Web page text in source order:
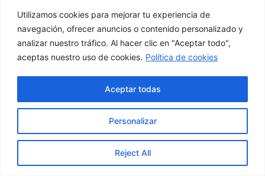
Utilizamos cookies para mejorar tu experiencia de
navegación, ofrecer anuncios o contenido personalizado y
analizar nuestro tráfico. Al hacer clic en "Aceptar todo",
aceptas nuestro uso de cookies. Política de cookies
Personalizar
Reject All
Aceptar todas
factorymisofa@gamil.com
Resolana
20, Utrera
627 789
Política de
Condiciones generales
de compra
Política de